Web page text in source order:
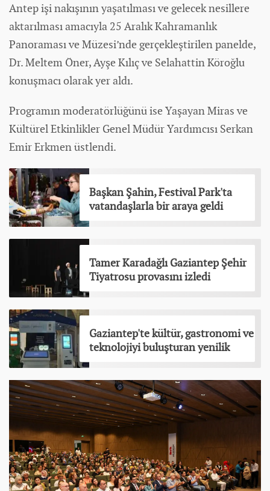
Antep işi nakışının yaşatılması ve gelecek nesillere
aktarılması amacıyla 25 Aralık Kahramanlık
Panoraması ve Müzesi’nde gerçekleştirilen panelde,
Dr. Meltem Öner, Ayşe Kılıç ve Selahattin Köroğlu
konuşmacı olarak yer aldı.
Programın moderatörlüğünü ise Yaşayan Miras ve
Kültürel Etkinlikler Genel Müdür Yardımcısı Serkan
Emir Erkmen üstlendi.
Başkan Şahin, Festival Park'ta
vatandaşlarla bir araya geldi
Tamer Karadağlı Gaziantep Şehir
Tiyatrosu provasını izledi
Gaziantep'te kültür, gastronomi ve
teknolojiyi buluşturan yenilik